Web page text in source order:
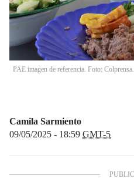
PAE imagen de referencia. Foto: Colprensa.
Camila Sarmiento
09/05/2025 - 18:59 GMT-5